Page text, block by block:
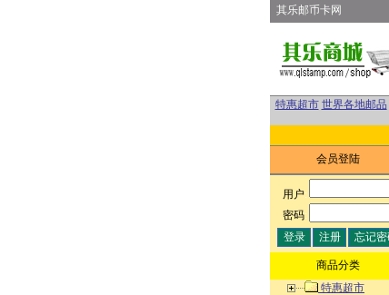
其乐邮币卡网
特惠超市 世界各地邮品
会员登陆
用户:
密码:
商品分类
特惠超市